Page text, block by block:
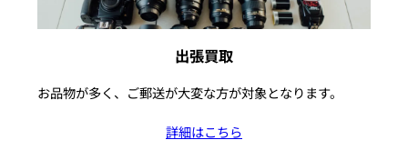
出張買取
お品物が多く、ご郵送が大変な方が対象となります。
詳細はこちら